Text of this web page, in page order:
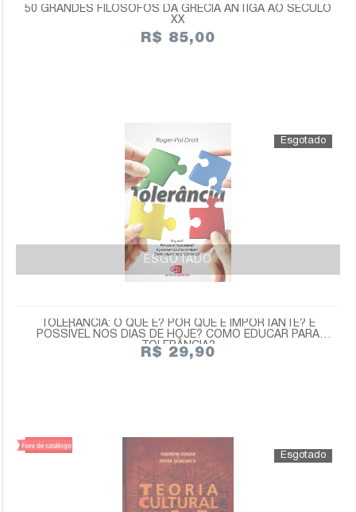
50 GRANDES FILÓSOFOS DA GRÉCIA ANTIGA AO SÉCULO
XX
R$ 85,00
ESGOTADO
TOLERÂNCIA: O QUE É? POR QUE É IMPORTANTE? É
POSSÍVEL NOS DIAS DE HOJE? COMO EDUCAR PARA
TOLERÂNCIA?
R$ 29,90